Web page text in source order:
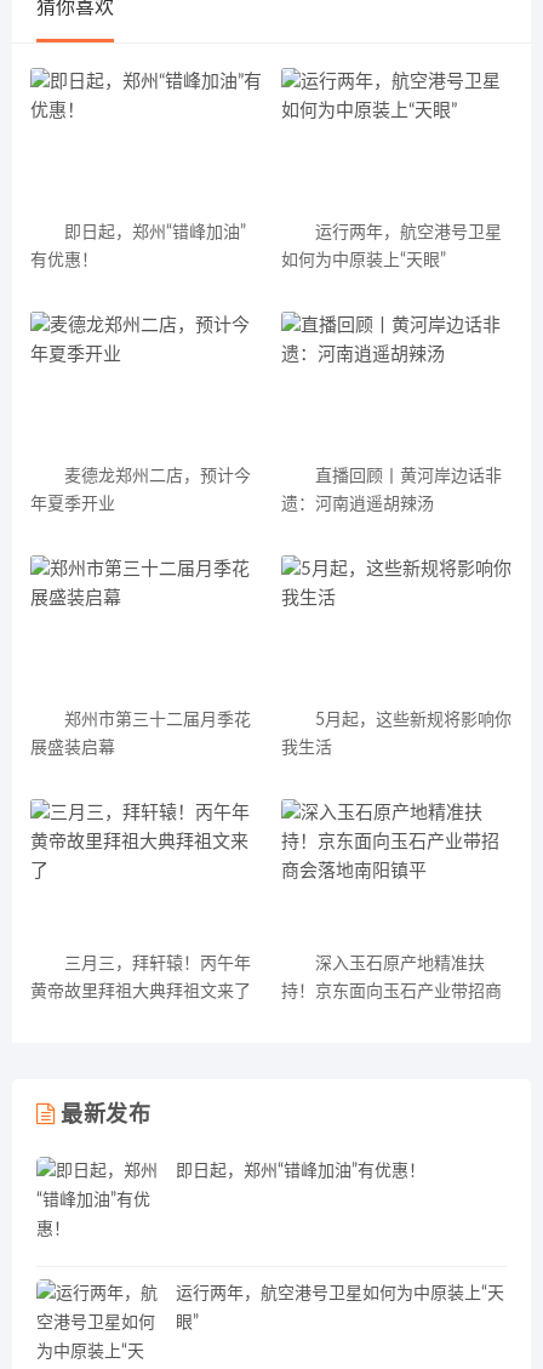
猜你喜欢
即日起，郑州“错峰加油”
有优惠！
运行两年，航空港号卫星
如何为中原装上“天眼”
麦德龙郑州二店，预计今
年夏季开业
直播回顾丨黄河岸边话非
遗：河南逍遥胡辣汤
郑州市第三十二届月季花
展盛装启幕
5月起，这些新规将影响你
我生活
三月三，拜轩辕！丙午年
黄帝故里拜祖大典拜祖文来了
深入玉石原产地精准扶
持！京东面向玉石产业带招商
最新发布
即日起，郑州“错峰加油”有优惠！
运行两年，航空港号卫星如何为中原装上“天
眼”